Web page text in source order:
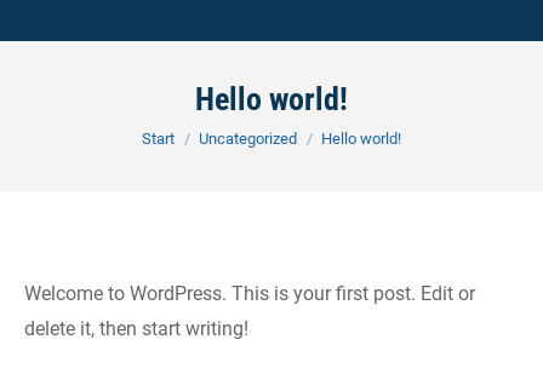
Hello world!
Sie befinden sich hier:
Start Uncategorized Hello world!
Welcome to WordPress. This is your first post. Edit or
delete it, then start writing!